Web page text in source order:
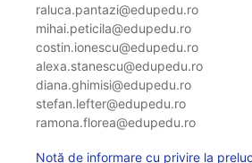
raluca.pantazi@edupedu.ro
mihai.peticila@edupedu.ro
costin.ionescu@edupedu.ro
alexa.stanescu@edupedu.ro
diana.ghimisi@edupedu.ro
stefan.lefter@edupedu.ro
ramona.florea@edupedu.ro
Notă de informare cu privire la